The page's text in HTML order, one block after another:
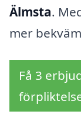
Älmsta.
mer
Få 3